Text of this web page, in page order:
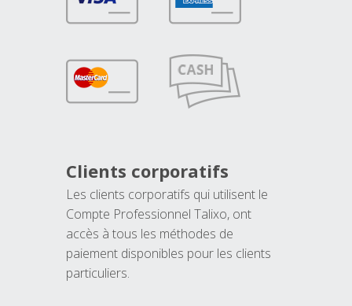
Clients corporatifs
Les clients corporatifs qui utilisent le
Compte Professionnel Talixo, ont
accès à tous les méthodes de
paiement disponibles pour les clients
particuliers.